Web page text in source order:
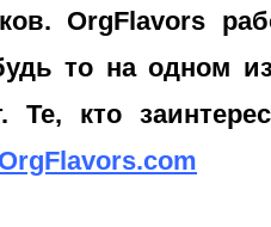
OrgFlavors
то на одном
кто